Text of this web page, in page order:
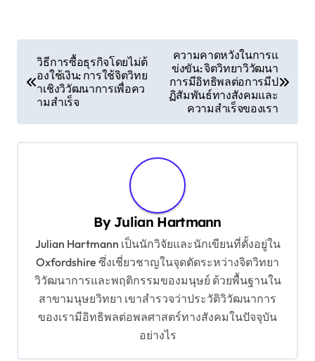
t
n
n
วิธีการซื้อธุรกิจโดยไม่ต้
องใช้เงิน: การใช้จิตวิทย
าเชิงวิวัฒนาการเพื่อคว
ามสำเร็จ
ความคาดหวังในการแ
ข่งขัน: จิตวิทยาวิวัฒนา
การมีอิทธิพลต่อการมีป
ฏิสัมพันธ์ทางสังคมและ
ความสำเร็จของเรา
By Julian Hartmann
Julian Hartmann เป็นนักวิจัยและนักเขียนที่ตั้งอยู่ใน
Oxfordshire ซึ่งเชี่ยวชาญในจุดตัดระหว่างจิตวิทยา
วิวัฒนาการและพฤติกรรมของมนุษย์ ด้วยพื้นฐานใน
สาขามนุษยวิทยา เขาสำรวจว่าประวัติวิวัฒนาการ
ของเรามีอิทธิพลต่อพลศาสตร์ทางสังคมในปัจจุบัน
อย่างไร